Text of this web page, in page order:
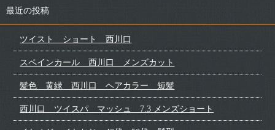
最近の投稿
ツイスト ショート 西川口
スペインカール 西川口 メンズカット
髪色 黄緑 西川口 ヘアカラー 短髪
西川口 ツイスパ マッシュ 7.3 メンズショート